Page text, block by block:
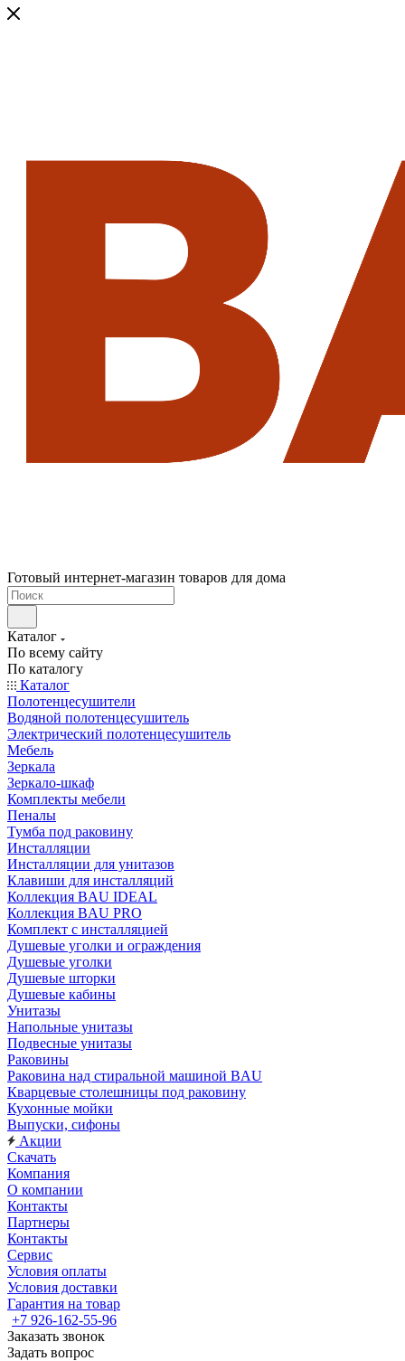
Готовый интернет-магазин товаров для дома
Каталог
По всему сайту
По каталогу
Каталог
Полотенцесушители
Водяной полотенцесушитель
Электрический полотенцесушитель
Мебель
Зеркала
Зеркало-шкаф
Комплекты мебели
Пеналы
Тумба под раковину
Инсталляции
Инсталляции для унитазов
Клавиши для инсталляций
Коллекция BAU IDEAL
Коллекция BAU PRO
Комплект с инсталляцией
Душевые уголки и ограждения
Душевые уголки
Душевые шторки
Душевые кабины
Унитазы
Напольные унитазы
Подвесные унитазы
Раковины
Раковина над стиральной машиной BAU
Кварцевые столешницы под раковину
Кухонные мойки
Выпуски, сифоны
Акции
Скачать
Компания
О компании
Контакты
Партнеры
Контакты
Сервис
Условия оплаты
Условия доставки
Гарантия на товар
+7 926-162-55-96
Заказать звонок
Задать вопрос